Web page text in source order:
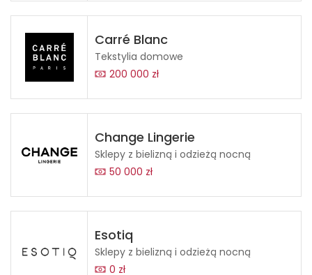
Carré Blanc
Tekstylia domowe
200 000 zł
Change Lingerie
Sklepy z bielizną i odzieżą nocną
50 000 zł
Esotiq
Sklepy z bielizną i odzieżą nocną
0 zł